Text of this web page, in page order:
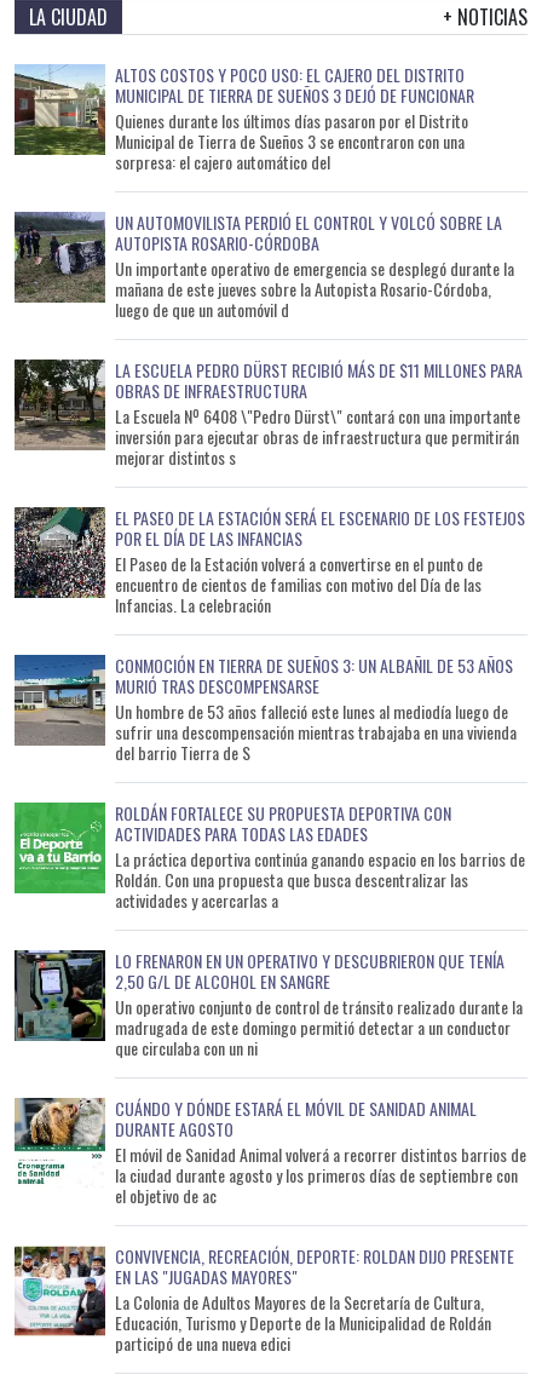
LA CIUDAD + NOTICIAS
ALTOS COSTOS Y POCO USO: EL CAJERO DEL DISTRITO
MUNICIPAL DE TIERRA DE SUEÑOS 3 DEJÓ DE FUNCIONAR
Quienes durante los últimos días pasaron por el Distrito
Municipal de Tierra de Sueños 3 se encontraron con una
sorpresa: el cajero automático del
UN AUTOMOVILISTA PERDIÓ EL CONTROL Y VOLCÓ SOBRE LA
AUTOPISTA ROSARIO-CÓRDOBA
Un importante operativo de emergencia se desplegó durante la
mañana de este jueves sobre la Autopista Rosario-Córdoba,
luego de que un automóvil d
LA ESCUELA PEDRO DÜRST RECIBIÓ MÁS DE $11 MILLONES PARA
OBRAS DE INFRAESTRUCTURA
La Escuela Nº 6408 \"Pedro Dürst\" contará con una importante
inversión para ejecutar obras de infraestructura que permitirán
mejorar distintos s
EL PASEO DE LA ESTACIÓN SERÁ EL ESCENARIO DE LOS FESTEJOS
POR EL DÍA DE LAS INFANCIAS
El Paseo de la Estación volverá a convertirse en el punto de
encuentro de cientos de familias con motivo del Día de las
Infancias. La celebración
CONMOCIÓN EN TIERRA DE SUEÑOS 3: UN ALBAÑIL DE 53 AÑOS
MURIÓ TRAS DESCOMPENSARSE
Un hombre de 53 años falleció este lunes al mediodía luego de
sufrir una descompensación mientras trabajaba en una vivienda
del barrio Tierra de S
ROLDÁN FORTALECE SU PROPUESTA DEPORTIVA CON
ACTIVIDADES PARA TODAS LAS EDADES
La práctica deportiva continúa ganando espacio en los barrios de
Roldán. Con una propuesta que busca descentralizar las
actividades y acercarlas a
LO FRENARON EN UN OPERATIVO Y DESCUBRIERON QUE TENÍA
2,50 G/L DE ALCOHOL EN SANGRE
Un operativo conjunto de control de tránsito realizado durante la
madrugada de este domingo permitió detectar a un conductor
que circulaba con un ni
CUÁNDO Y DÓNDE ESTARÁ EL MÓVIL DE SANIDAD ANIMAL
DURANTE AGOSTO
El móvil de Sanidad Animal volverá a recorrer distintos barrios de
la ciudad durante agosto y los primeros días de septiembre con
el objetivo de ac
CONVIVENCIA, RECREACIÓN, DEPORTE: ROLDAN DIJO PRESENTE
EN LAS "JUGADAS MAYORES"
La Colonia de Adultos Mayores de la Secretaría de Cultura,
Educación, Turismo y Deporte de la Municipalidad de Roldán
participó de una nueva edici